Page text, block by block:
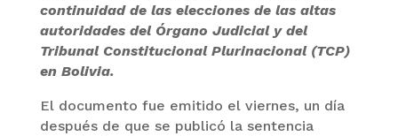
continuidad de las elecciones de las altas
autoridades del Órgano Judicial y del
Tribunal Constitucional Plurinacional (TCP)
en Bolivia.
El documento fue emitido el viernes, un día
después de que se publicó la sentencia